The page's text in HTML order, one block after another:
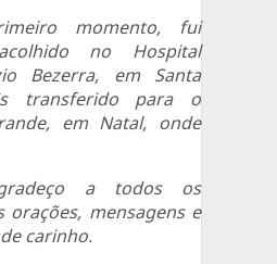
momento, fui
no Hospital
Bezerra, em Santa
transferido para o
em Natal, onde
a todos os
orações, mensagens e
carinho.